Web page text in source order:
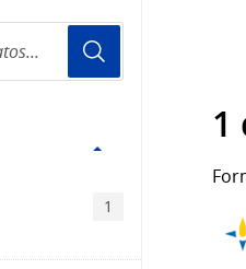
1
1